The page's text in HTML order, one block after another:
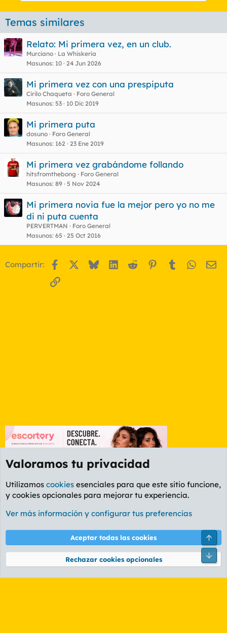
Temas similares
Relato: Mi primera vez, en un club.
Murciano
La Whiskería
Masunos 10 24 Jun 2026
Mi primera vez con una prespiputa
Cirilo Chaqueta
Foro General
Masunos 53 10 Dic 2019
Mi primera puta
dosuno
Foro General
Masunos 162 23 Ene 2019
Mi primera vez grabándome follando
hitsfromthebong
Foro General
Masunos 89 5 Nov 2024
Mi primera novia fue la mejor pero yo no me
di ni puta cuenta
PERVERTMAN
Foro General
Masunos 65 25 Oct 2016
Compartir: Facebook BlueskyLinkedIn
Reddit Pinterest
Tumblr
Enlace
Foro Cine
Cookies
PL OLDSTYLE AMARILLO
Términos y reglas Política de privacidad Ayuda
Community platform by XenForo® © 2010-2026 XenForo Ltd.
Valoramos tu privacidad
Utilizamos cookies esenciales para que este sitio funcione,
y cookies opcionales para mejorar tu experiencia.
Ver más información y configurar tus preferencias
Aceptar todas las cookies
Rechazar cookies opcionales
Pie